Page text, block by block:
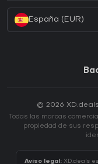
España (EUR)
© 2026
Todas las marcas
propiedad de sus
Aviso legal: XD.deals